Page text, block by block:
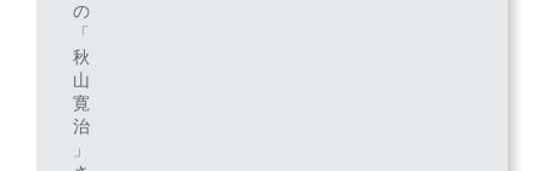
の
「
秋
山
寛
治
」